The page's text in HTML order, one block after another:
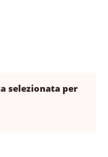
selezionata per